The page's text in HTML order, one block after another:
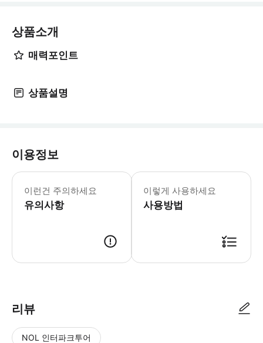
상품소개
매력포인트
상품설명
이용정보
이런건 주의하세요
유의사항
어린이 규정 - 3세 미만 어린이는 무
이렇게 사용하세요
사용방법
리뷰
NOL 인터파크투어